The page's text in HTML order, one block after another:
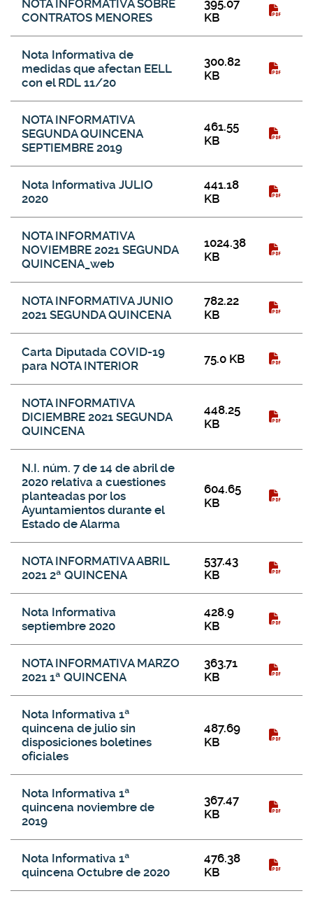
NOTA INFORMATIVA SOBRE
CONTRATOS MENORES
395.07
KB
Nota Informativa de
medidas que afectan EELL
con el RDL 11/20
300.82
KB
NOTA INFORMATIVA
SEGUNDA QUINCENA
SEPTIEMBRE 2019
461.55
KB
Nota Informativa JULIO
2020
441.18
KB
NOTA INFORMATIVA
NOVIEMBRE 2021 SEGUNDA
QUINCENA_web
1024.38
KB
NOTA INFORMATIVA JUNIO
2021 SEGUNDA QUINCENA
782.22
KB
Carta Diputada COVID-19
para NOTA INTERIOR
75.0 KB
NOTA INFORMATIVA
DICIEMBRE 2021 SEGUNDA
QUINCENA
448.25
KB
N.I. núm. 7 de 14 de abril de
2020 relativa a cuestiones
planteadas por los
Ayuntamientos durante el
Estado de Alarma
604.65
KB
NOTA INFORMATIVA ABRIL
2021 2ª QUINCENA
537.43
KB
Nota Informativa
septiembre 2020
428.9
KB
NOTA INFORMATIVA MARZO
2021 1ª QUINCENA
363.71
KB
Nota Informativa 1ª
quincena de julio sin
disposiciones boletines
oficiales
487.69
KB
Nota Informativa 1ª
quincena noviembre de
2019
367.47
KB
Nota Informativa 1ª
quincena Octubre de 2020
476.38
KB